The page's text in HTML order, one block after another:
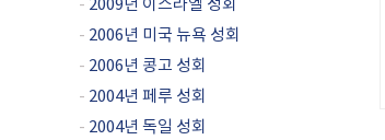
- 2009년 이스라엘 성회
- 2006년 미국 뉴욕 성회
- 2006년 콩고 성회
- 2004년 페루 성회
- 2004년 독일 성회